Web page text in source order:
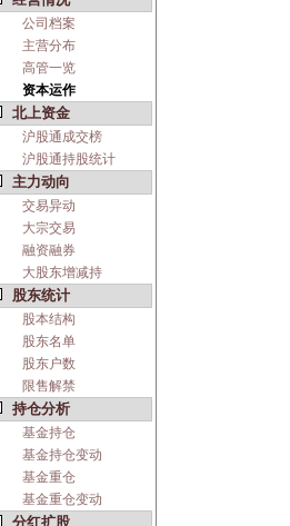
公司档案
主营分布
高管一览
资本运作
北上资金
沪股通成交榜
沪股通持股统计
主力动向
交易异动
大宗交易
融资融券
大股东增减持
股东统计
股本结构
股东名单
股东户数
限售解禁
持仓分析
基金持仓
基金持仓变动
基金重仓
基金重仓变动
分红扩股